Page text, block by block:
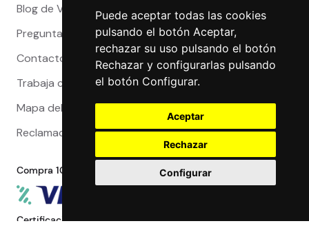
Puede aceptar todas las cookies
pulsando el botón Aceptar,
rechazar su uso pulsando el botón
Rechazar y configurarlas pulsando
el botón Configurar.
Aceptar
Rechazar
Configurar
Blog de Viajeros
Preguntas Frecuentes
Contacto
Trabaja con nosotros
Mapa del sitio
Reclamaciones
Compra 100% segura
Certificaciones